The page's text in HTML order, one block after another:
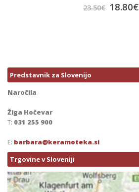
23.50€ 18.80€
Predstavnik za Slovenijo
Naročila
Žiga Hočevar
T: 031 255 900
E: barbara@keramoteka.si
Trgovine v Sloveniji